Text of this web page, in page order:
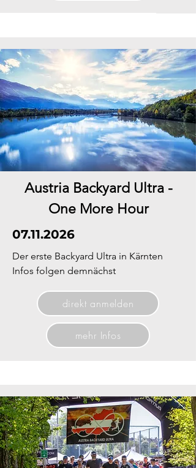
Austria Backyard Ultra -
One More Hour
07.11.2026
Der erste Backyard Ultra in Kärnten
​Infos folgen demnächst
direkt anmelden
mehr Infos